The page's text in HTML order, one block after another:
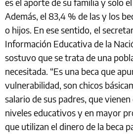
es el aporte de su familia y solo el
Además, el 83,4 % de las y los
o hijos. En ese sentido, el
Información Educativa de la
sostuvo que se trata de una
necesitada. “Es una beca que
vulnerabilidad, son chicos
salario de sus padres, que
niveles educativos y en mayor
que utilizan el dinero de la beca